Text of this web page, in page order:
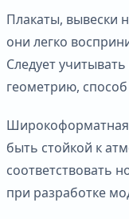
Плакаты, вывески
они легко
Следует
геометрию,
Широкоформатная
быть стойкой к
соответствовать
при разработке